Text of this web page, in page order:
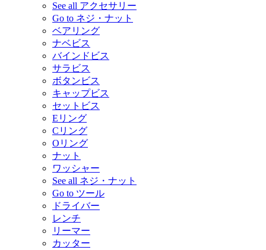
See all アクセサリー
Go to ネジ・ナット
ベアリング
ナベビス
バインドビス
サラビス
ボタンビス
キャップビス
セットビス
Eリング
Cリング
Oリング
ナット
ワッシャー
See all ネジ・ナット
Go to ツール
ドライバー
レンチ
リーマー
カッター